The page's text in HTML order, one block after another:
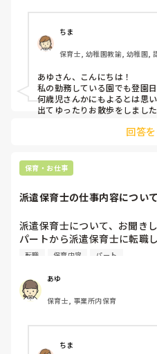
ちま
保育士, 幼稚園教諭, 幼稚園,
あゆさん、こんにちは！
私の勤務している園でも登園
何歳児さんかにもよるとは思
出てゆったりお散歩をしました
くさん用意して思いのまま作
初めは、一名の日が寂しくな
ゃないかと不安でしたが、ゆ
ご参考になれば嬉しいです😊
回答
保育・お仕事
派遣保育士の仕事内容につい
派遣保育士について、お聞きし
パートから派遣保育士に転職
ますか？
担任を持っている方もいるので
保育園によって異なるかもし
宜しくお願いいたします。
転職 保育内容 パート
あゆ
保育士, 事業所内保育
ちま